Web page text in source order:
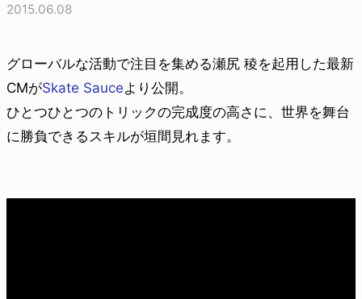
2015.06.08
グローバルな活動で注目を集める瀬尻 稜を起用した最新
CMがSkate Sauceより公開。
ひとつひとつのトリックの完成度の高さに、世界を舞台
に勝負できるスキルが垣間見れます。